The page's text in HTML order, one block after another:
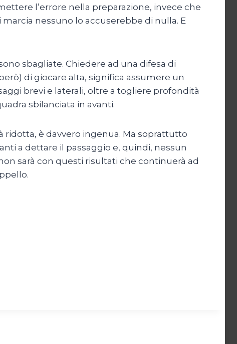
l’errore nella preparazione, invece che
nessuno lo accuserebbe di nulla. E
sbagliate. Chiedere ad una difesa di
di giocare alta, significa assumere un
brevi e laterali, oltre a togliere profondità
sbilanciata in avanti.
ridotta, è davvero ingenua. Ma soprattutto
a dettare il passaggio e, quindi, nessun
sarà con questi risultati che continuerà ad